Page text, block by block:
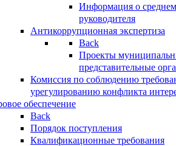
Информация о
руководителя
Антикоррупционная экспертиза
Back
Проекты
представительные
Комиссия по соблюдению
урегулированию конфликта
обеспечение
Back
Порядок поступления
Квалификационные требования